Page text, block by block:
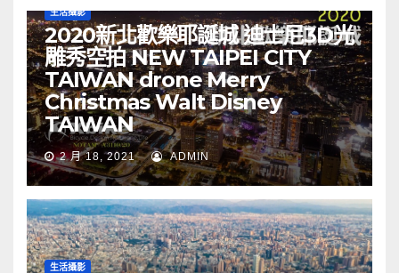
生活攝影
2020新北歡樂耶誕城 迪士尼3D光
雕秀空拍 NEW TAIPEI CITY
TAIWAN drone Merry
Christmas Walt Disney
TAIWAN
2 月 18, 2021 ADMIN
生活攝影